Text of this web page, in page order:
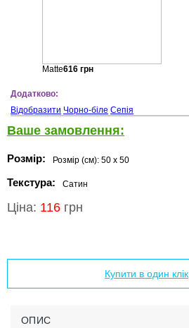
Matte616грн
Додатково:
Відобразити Чорно-біле Сепія
Ваше замовлення:
Розмір: Розмір (см): 50 x 50
Текстура: Сатин
Ціна: 116 грн
Купити в один клік
ОПИС